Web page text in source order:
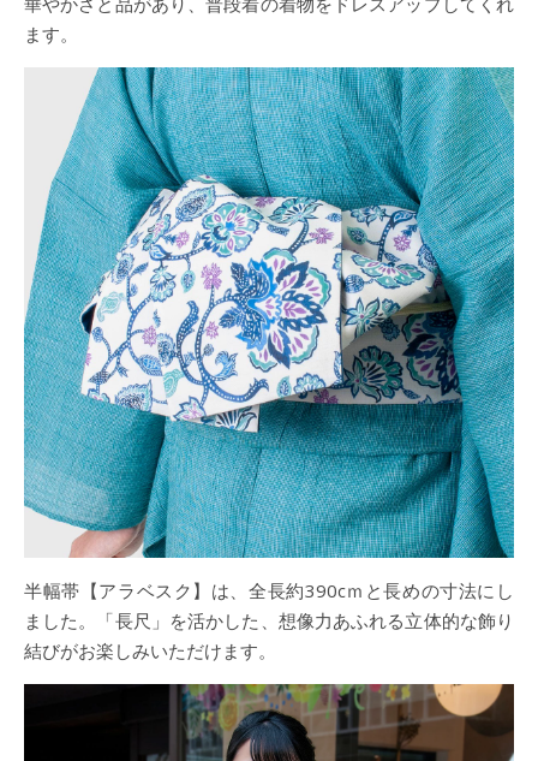
ます。
半幅帯【アラベスク】は、全長約390cｍと長めの寸法にし
ました。「長尺」を活かした、想像力あふれる立体的な飾り
結びがお楽しみいただけます。